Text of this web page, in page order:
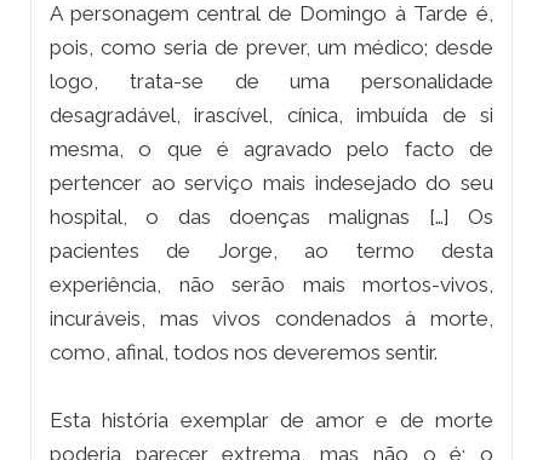
A personagem central de Domingo à Tarde é,
pois, como seria de prever, um médico; desde
logo, trata-se de uma personalidade
desagradável, irascível, cínica, imbuída de si
mesma, o que é agravado pelo facto de
pertencer ao serviço mais indesejado do seu
hospital, o das doenças malignas […] Os
pacientes de Jorge, ao termo desta
experiência, não serão mais mortos-vivos,
incuráveis, mas vivos condenados à morte,
como, afinal, todos nos deveremos sentir.
Esta história exemplar de amor e de morte
poderia parecer extrema, mas não o é; o